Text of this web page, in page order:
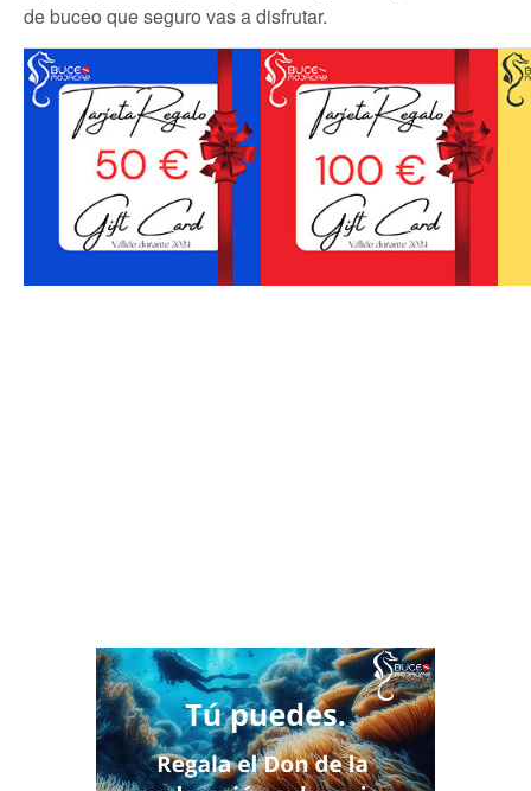
de buceo que seguro vas a disfrutar.